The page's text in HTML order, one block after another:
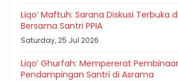
Liqo’ Maftuh: Sarana Diskusi Terbuka
Bersama Santri PPIA
Saturday, 25 Jul 2026
Liqo’ Ghurfah: Mempererat
Pendampingan Santri di Asrama